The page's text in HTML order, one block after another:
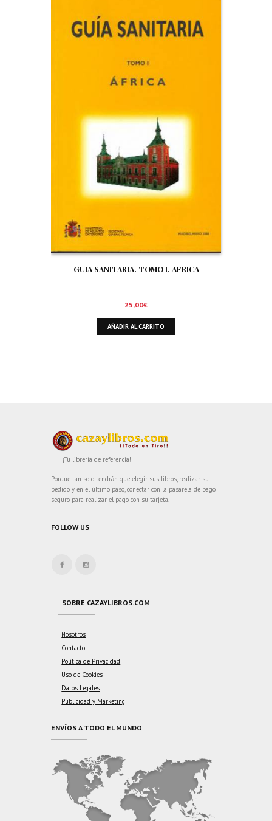
GUIA SANITARIA. TOMO I. AFRICA
25,00€
AÑADIR AL CARRITO
¡Tu librería de referencia!
Porque tan solo tendrán que elegir sus libros, realizar su
pedido y en el último paso, conectar con la pasarela de pago
seguro para realizar el pago con su tarjeta.
FOLLOW US
SOBRE CAZAYLIBROS.COM
Nosotros
Contacto
Política de Privacidad
Uso de Cookies
Datos Legales
Publicidad y Marketing
ENVÍOS A TODO EL MUNDO